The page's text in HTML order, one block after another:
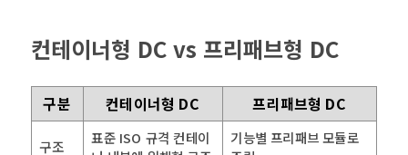
컨테이너형 DC vs 프리패브형 DC
구분 컨테이너형 DC 프리패브형 DC
구조
표준 ISO 규격 컨테이
기능별 프리패브 모듈로